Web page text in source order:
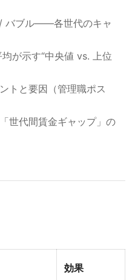
バブル――各世代のキャ
が示す“中央値 vs. 上位
トと要因（管理職ポス
世代間賃金ギャップ」の
効果